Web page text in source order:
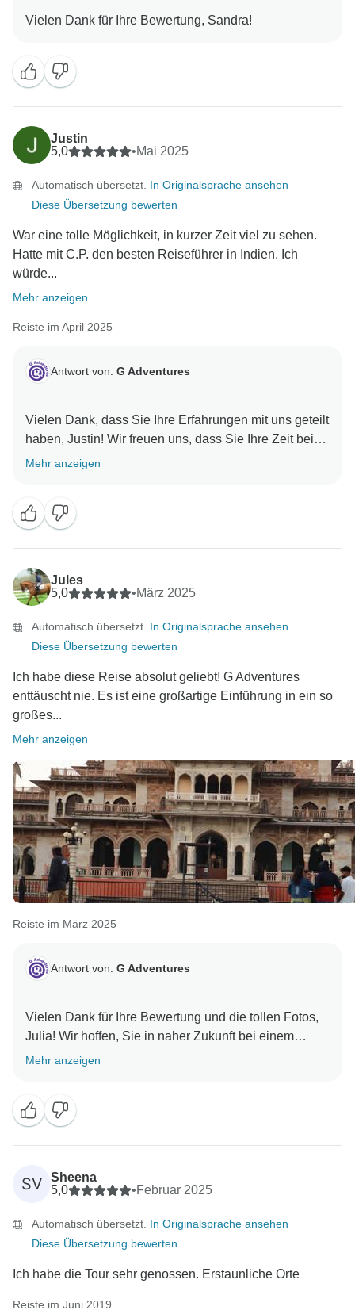
Justin
5,0
•Mai 2025
Automatisch übersetzt. In Originalsprache ansehen
Diese Übersetzung bewerten
War eine tolle Möglichkeit, in kurzer Zeit viel zu sehen.
Hatte mit C.P. den besten Reiseführer in Indien. Ich
würde...
Mehr anzeigen
Reiste im April 2025
Antwort von: G Adventures
Vielen Dank, dass Sie Ihre Erfahrungen mit uns geteilt
haben, Justin! Wir freuen uns, dass Sie Ihre Zeit bei
uns in Indien genossen haben und hoffen, Sie in
Mehr anzeigen
Jules
5,0
•März 2025
Automatisch übersetzt. In Originalsprache ansehen
Diese Übersetzung bewerten
Ich habe diese Reise absolut geliebt! G Adventures
enttäuscht nie. Es ist eine großartige Einführung in ein so
großes...
Mehr anzeigen
Reiste im März 2025
Antwort von: G Adventures
Vielen Dank für Ihre Bewertung und die tollen Fotos,
Julia! Wir hoffen, Sie in naher Zukunft bei einem
Mehr anzeigen
SV
Sheena
5,0
•Februar 2025
Automatisch übersetzt. In Originalsprache ansehen
Diese Übersetzung bewerten
Ich habe die Tour sehr genossen. Erstaunliche Orte
Reiste im Juni 2019